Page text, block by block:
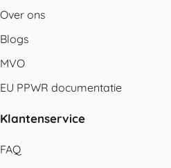
Over ons
Blogs
MVO
EU PPWR documentatie
Klantenservice
FAQ